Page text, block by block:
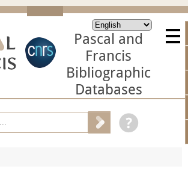
Pascal and
Francis
Bibliographic
Databases